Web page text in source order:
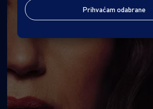
Prihvaćam odabrane